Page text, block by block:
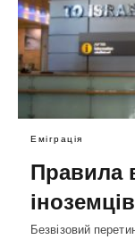
Еміграція
Правила
іноземців
Безвізовий